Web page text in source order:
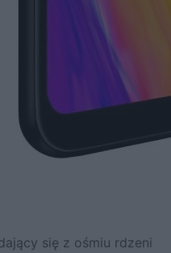
się z ośmiu rdzeni